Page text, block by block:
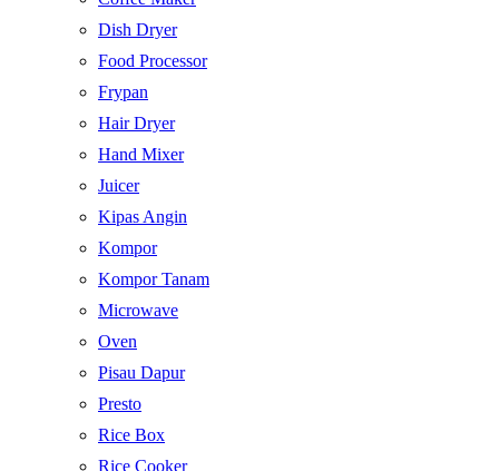
Dish Dryer
Food Processor
Frypan
Hair Dryer
Hand Mixer
Juicer
Kipas Angin
Kompor
Kompor Tanam
Microwave
Oven
Pisau Dapur
Presto
Rice Box
Rice Cooker